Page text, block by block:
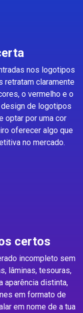
nos logotipos
retratam claramente
o vermelho e o
de logotipos
optar por uma cor
oferecer algo que
no mercado.
certos
incompleto sem
lâminas, tesouras,
aparência distinta,
em formato de
em nome de a tua